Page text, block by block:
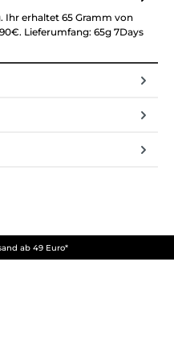
Ihr erhaltet 65 Gramm von
Lieferumfang: 65g 7Days
ab 49 Euro*